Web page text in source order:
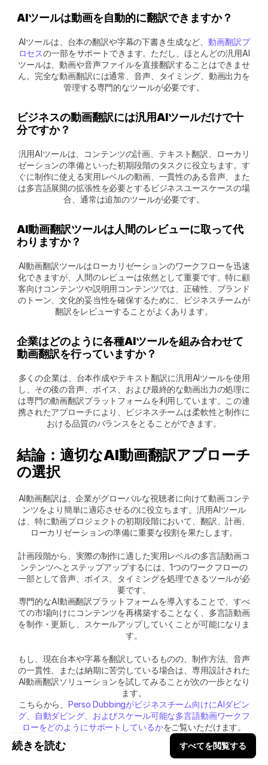
AIツールは動画を自動的に翻訳できますか？
AIツールは、台本の翻訳や字幕の下書き生成など、動画翻訳プ
ロセスの一部をサポートできます。ただし、ほとんどの汎用AI
ツールは、動画や音声ファイルを直接翻訳することはできませ
ん。完全な動画翻訳には通常、音声、タイミング、動画出力を
管理する専門的なツールが必要です。
ビジネスの動画翻訳には汎用AIツールだけで十
分ですか？
汎用AIツールは、コンテンツの計画、テキスト翻訳、ローカリ
ゼーションの準備といった初期段階のタスクに役立ちます。す
ぐに制作に使える実用レベルの動画、一貫性のある音声、また
は多言語展開の拡張性を必要とするビジネスユースケースの場
合、通常は追加のツールが必要です。
AI動画翻訳ツールは人間のレビューに取って代
わりますか？
AI動画翻訳ツールはローカリゼーションのワークフローを迅速
化できますが、人間のレビューは依然として重要です。特に顧
客向けコンテンツや説明用コンテンツでは、正確性、ブランド
のトーン、文化的妥当性を確保するために、ビジネスチームが
翻訳をレビューすることがよくあります。
企業はどのように各種AIツールを組み合わせて
動画翻訳を行っていますか？
多くの企業は、台本作成やテキスト翻訳に汎用AIツールを使用
し、その後の音声、ボイス、および最終的な動画出力の処理に
は専門の動画翻訳プラットフォームを利用しています。この連
携されたアプローチにより、ビジネスチームは柔軟性と制作に
おける品質のバランスをとることができます。
結論：適切なAI動画翻訳アプローチ
の選択
AI動画翻訳は、企業がグローバルな視聴者に向けて動画コンテ
ンツをより簡単に適応させるのに役立ちます。汎用AIツール
は、特に動画プロジェクトの初期段階において、翻訳、計画、
ローカリゼーションの準備に重要な役割を果たします。
計画段階から、実際の制作に適した実用レベルの多言語動画コ
ンテンツへとステップアップするには、1つのワークフローの
一部として音声、ボイス、タイミングを処理できるツールが必
要です。
専門的なAI動画翻訳プラットフォームを導入することで、すべ
ての市場向けにコンテンツを再構築することなく、多言語動画
を制作・更新し、スケールアップしていくことが可能になりま
す。
もし、現在台本や字幕を翻訳しているものの、制作方法、音声
の一貫性、または納期に苦労している場合は、専用設計された
AI動画翻訳ソリューションを試してみることが次の一歩となり
ます。
こちらから、Perso Dubbingがビジネスチーム向けにAIダビン
グ、自動ダビング、およびスケール可能な多言語動画ワークフ
ローをどのようにサポートしているかをご覧いただけます。
続きを読む すべてを閲覧する